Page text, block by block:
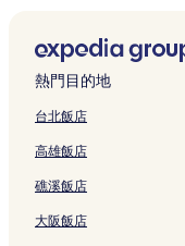
冬山的親子飯店
五結的設有停車場的飯店
五結的親子飯店
五結的商務飯店
五結的設有游泳池的飯店
五結的寵物友善飯店
熱門目的地
台北飯店
高雄飯店
礁溪飯店
大阪飯店